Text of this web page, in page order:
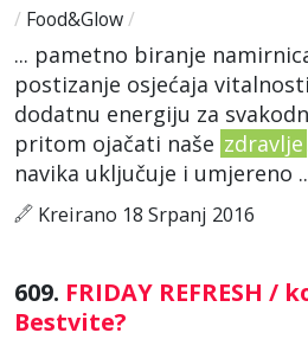
/ Food&Glow/
... pametno biranje
postizanje osjećaja
dodatnu energiju za
pritom ojačati naše zdravlje
navika uključuje i umjereno
Kreirano 18 Srpanj 2016
609. FRIDAY REFRESH /
Bestvite?